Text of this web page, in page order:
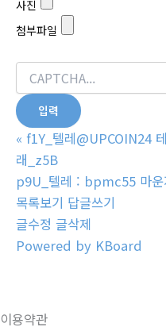
사진
첨부파일
« f1Y_텔레@UPCOIN24
래_z5B
p9U_텔레 : bpmc55 마운
목록보기 답글쓰기
글수정 글삭제
Powered by KBoard
이용약관